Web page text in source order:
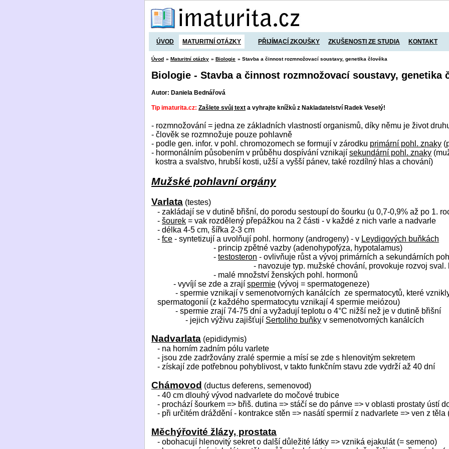
ÚVOD MATURITNÍ OTÁZKY PŘIJÍMACÍ ZKOUŠKY ZKUŠENOSTI ZE STUDIA KONTAKT
Úvod » Maturitní otázky » Biologie » Stavba a činnost rozmnožovací soustavy, genetika člověka
Biologie - Stavba a činnost rozmnožovací soustavy, genetika
Autor: Daniela Bednářová
Tip imaturita.cz: Zašlete svůj text a vyhrajte knížků z Nakladatelství Radek Veselý!
- rozmnožování = jedna ze základních vlastností organismů, díky němu je život
- člověk se rozmnožuje pouze pohlavně
- podle gen. infor. v pohl. chromozomech se formují v zárodku primární pohl. znaky
- hormonálním působením v průběhu dospívání vznikají sekundární pohl. znaky
kostra a svalstvo, hrubší kosti, užší a vyšší pánev, také rozdílný hlas a chování)
Mužské pohlavní orgány
Varlata (testes)
- zakládají se v dutině břišní, do porodu sestoupí do šourku (u 0,7-0,9% až po 1.
- šourek = vak rozdělený přepážkou na 2 části - v každé z nich varle a nadvarle
- délka 4-5 cm, šířka 2-3 cm
- fce - syntetizují a uvolňují pohl. hormony (androgeny) - v Leydigových buňkách
- princip zpětné vazby (adenohypofýza, hypotalamus)
- testosteron - ovlivňuje růst a vývoj primárních a sekundárních
- navozuje typ. mužské chování, provokuje rozvoj sval.
- malé množství ženských pohl. hormonů
- vyvíjí se zde a zrají spermie (vývoj = spermatogeneze)
- spermie vznikají v semenotvorných kanálcích ze spermatocytů, které
spermatogonií (z každého spermatocytu vznikají 4 spermie meiózou)
- spermie zrají 74-75 dní a vyžadují teplotu o 4°C nižší než je v dutině břišní
- jejich výživu zajišťují Sertoliho buňky v semenotvorných kanálcích
Nadvarlata (epididymis)
- na horním zadním pólu varlete
- jsou zde zadržovány zralé spermie a mísí se zde s hlenovitým sekretem
- získají zde potřebnou pohyblivost, v takto funkčním stavu zde vydrží až 40 dní
Chámovod (ductus deferens, semenovod)
- 40 cm dlouhý vývod nadvarlete do močové trubice
- prochází šourkem => břiš. dutina => stáčí se do pánve => v oblasti prostaty ústí
- při určitém dráždění - kontrakce stěn => nasátí spermií z nadvarlete => ven z těla
Měchýřovité žlázy, prostata
- obohacují hlenovitý sekret o další důležité látky => vzniká ejakulát (= semeno)